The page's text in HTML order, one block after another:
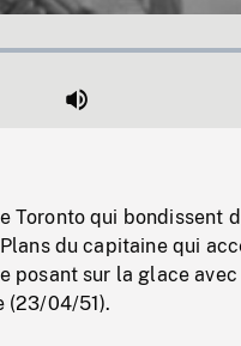
Mute
Toronto qui bondissent
du capitaine qui
posant sur la glace
(23/04/51).